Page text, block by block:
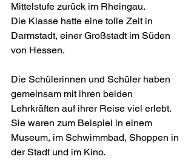
Mittelstufe zurück im Rheingau.
Die Klasse hatte eine tolle Zeit in
Darmstadt, einer Großstadt im Süden
von Hessen.
Die Schülerinnen und Schüler haben
gemeinsam mit ihren beiden
Lehrkräften auf ihrer Reise viel erlebt.
Sie waren zum Beispiel in einem
Museum, im Schwimmbad, Shoppen in
der Stadt und im Kino.